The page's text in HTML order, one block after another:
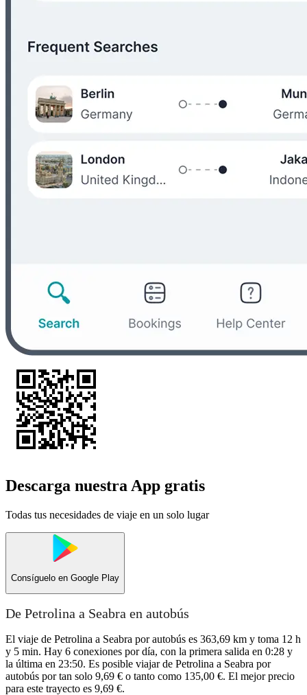
Descarga nuestra App gratis
Todas tus necesidades de viaje en un solo lugar
Consíguelo en Google Play
De Petrolina a Seabra en autobús
El viaje de Petrolina a Seabra por autobús es 363,69 km y toma 12 h
y 5 min. Hay 6 conexiones por día, con la primera salida en 0:28 y
la última en 23:50. Es posible viajar de Petrolina a Seabra por
autobús por tan solo 9,69 € o tanto como 135,00 €. El mejor precio
para este trayecto es 9,69 €.